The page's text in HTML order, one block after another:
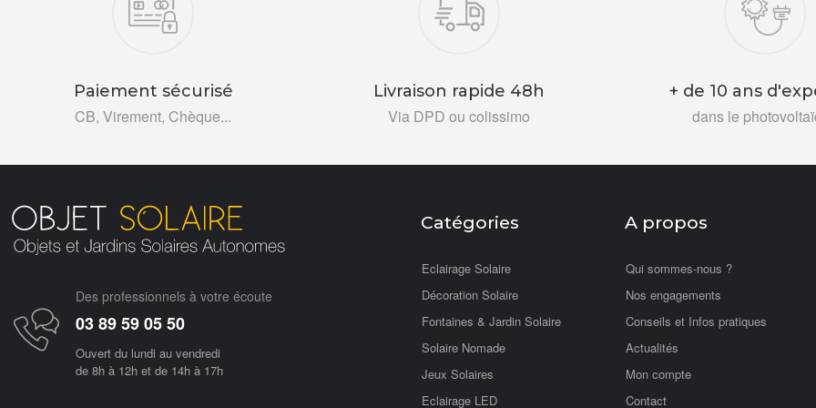
Paiement sécurisé
CB, Virement, Chèque...
Livraison rapide 48h
Via DPD ou colissimo
+ de 10 ans
dans le
Des professionnels à votre écoute
03 89 59 05 50
Ouvert du lundi au vendredi
de 8h à 12h et de 14h à 17h
Catégories
Eclairage Solaire
Décoration Solaire
Fontaines & Jardin Solaire
Solaire Nomade
Jeux Solaires
Eclairage LED
A propos
Qui sommes-nous ?
Nos engagements
Conseils et Infos pratiques
Actualités
Mon compte
Contact